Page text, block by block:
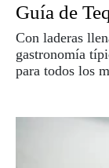
Guía de
Con laderas
gastronomía
para todos los